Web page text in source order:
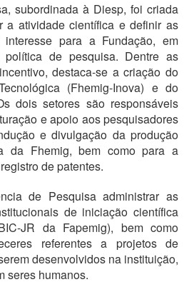
subordinada à Diesp, foi criada
a atividade científica e definir as
para a Fundação, em
política de pesquisa. Dentre as
destaca-se a criação do
(Fhemig-Inova) e do
dois setores são responsáveis
e apoio aos pesquisadores
e divulgação da produção
da Fhemig, bem como para a
de patentes.
de Pesquisa administrar as
de iniciação científica
JR da Fapemig), bem como
referentes a projetos de
desenvolvidos na instituição,
seres humanos.